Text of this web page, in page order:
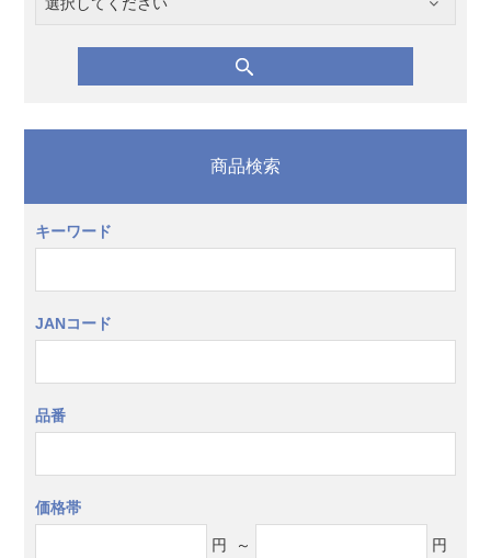
商品検索
キーワード
JANコード
品番
価格帯
円 ～ 円